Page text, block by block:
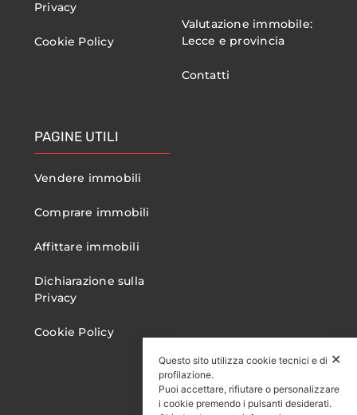
Privacy
Cookie Policy
Valutazione immobile:
Lecce e provincia
Contatti
PAGINE UTILI
Vendere immobili
Comprare immobili
Affittare immobili
Dichiarazione sulla
Privacy
Cookie Policy
✕
Questo sito utilizza cookie tecnici e di
profilazione.
Puoi accettare, rifiutare o personalizzare
i cookie premendo i pulsanti desiderati.